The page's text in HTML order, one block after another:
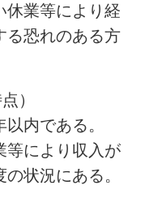
業等により経
る恐れのある方
）
内である。
により収入が
状況にある。